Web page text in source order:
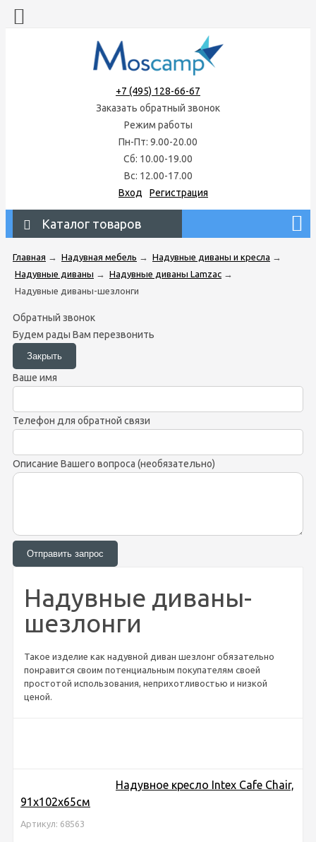
+7 (495) 128-66-67
Заказать обратный звонок
Режим работы
Пн-Пт: 9.00-20.00
Сб: 10.00-19.00
Вс: 12.00-17.00
Вход
Регистрация
Каталог товаров
Главная → Надувная мебель → Надувные диваны и кресла →
Надувные диваны → Надувные диваны Lamzac →
Надувные диваны-шезлонги
Обратный звонок
Будем рады Вам перезвонить
Ваше имя
Телефон для обратной связи
Описание Вашего вопроса (необязательно)
Надувные диваны-
шезлонги
Такое изделие как надувной диван шезлонг обязательно
понравится своим потенциальным покупателям своей
простотой использования, неприхотливостью и низкой
ценой.
Надувное кресло Intex Cafe Chair,
91х102х65см
Артикул: 68563